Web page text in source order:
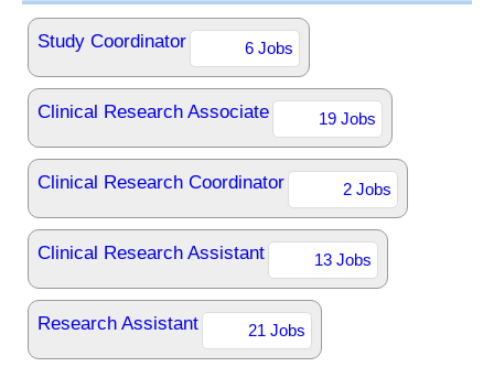
Study Coordinator 6 Jobs
Clinical Research Associate 19 Jobs
Clinical Research Coordinator 2 Jobs
Clinical Research Assistant 13 Jobs
Research Assistant 21 Jobs